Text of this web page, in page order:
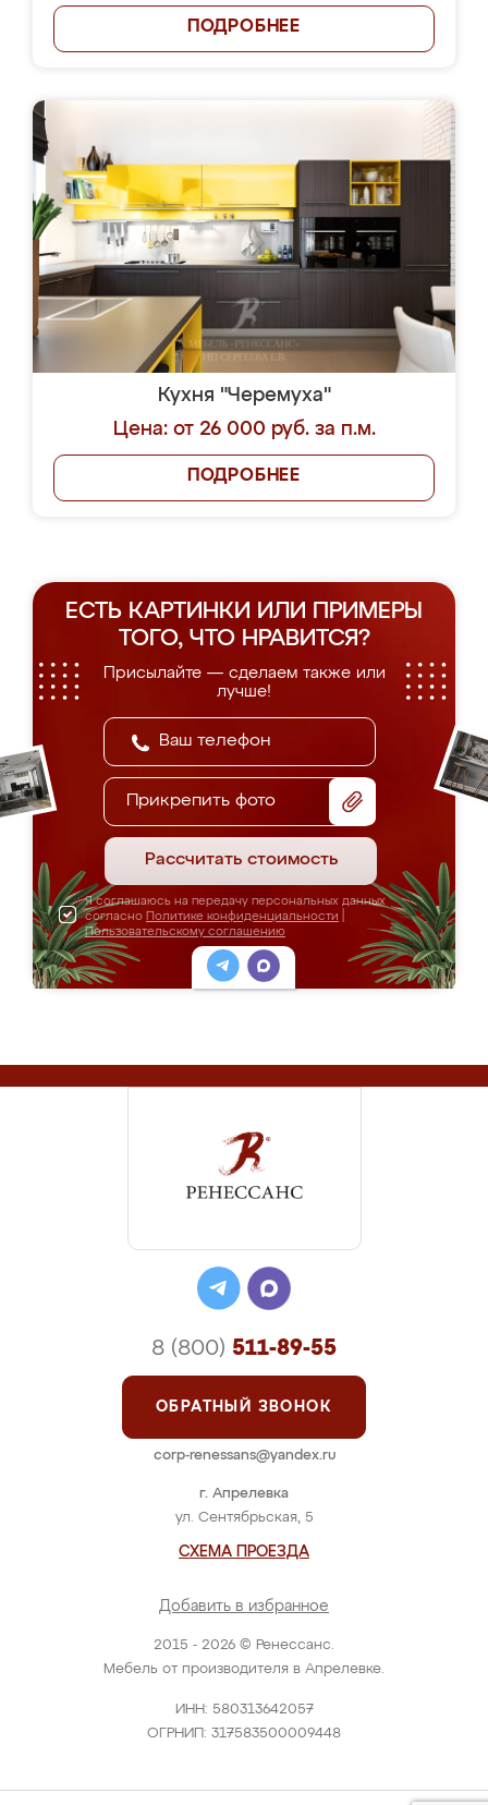
ПОДРОБНЕЕ
Кухня "Черемуха"
Цена: от 26 000 руб. за п.м.
ПОДРОБНЕЕ
ЕСТЬ КАРТИНКИ ИЛИ ПРИМЕРЫ
ТОГО, ЧТО НРАВИТСЯ?
Присылайте — сделаем также или
лучше!
Прикрепить фото
Рассчитать стоимость
Я соглашаюсь на передачу персональных данных
согласно Политике конфиденциальности
Пользовательскому соглашению
2015 - 2026 © Ренессанс.
Мебель от производителя в Апрелевке.
ИНН: 580313642057
ОГРНИП: 317583500009448
г. Апрелевка
ул. Сентябрьская, 5
СХЕМА ПРОЕЗДА
Добавить в избранное
8 (800) 511-89-55
ОБРАТНЫЙ ЗВОНОК
corp-renessans@yandex.ru